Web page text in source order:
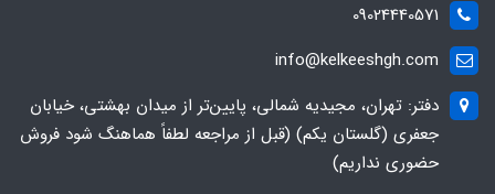
09024440571
info@kelkeeshgh.com
دفتر: تهران، مجیدیه شمالی، پایین‌تر از میدان بهشتی، خیابان
جعفری (گلستان یکم) (قبل از مراجعه لطفاً هماهنگ شود فروش
حضوری نداریم)